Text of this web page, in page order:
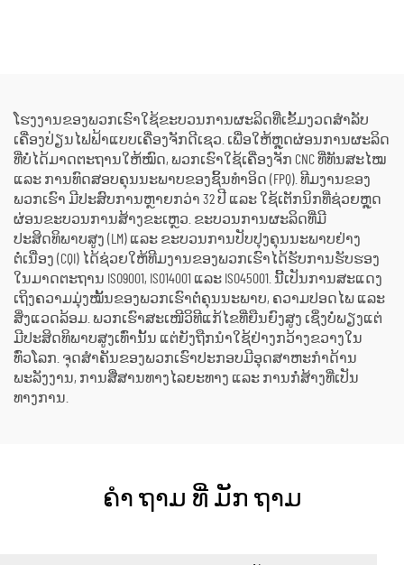
ໂຮງງານຂອງພວກເຮົາໃຊ້ຂະບວນການຜະລິດທີ່ເຂັ້ມງວດສຳລັບ
ເຄື່ອງປ່ຽນໄຟຟ້າແບບເຄື່ອງຈັກດີເຊວ. ເພື່ອໃຫ້ຫຼຸດຜ່ອນການຜະລິດ
ທີ່ບໍ່ໄດ້ມາດຕະຖານໃຫ້ໝົດ, ພວກເຮົາໃຊ້ເຄື່ອງຈັກ CNC ທີ່ທັນສະໄໝ
ແລະ ການທົດສອບຄຸນນະພາບຂອງຊິ້ນທຳອິດ (FPQ). ທີມງານຂອງ
ພວກເຮົາ ມີປະສົບການຫຼາຍກວ່າ 32 ປີ ແລະ ໃຊ້ເຕັກນິກທີ່ຊ່ວຍຫຼຸດ
ຜ່ອນຂະບວນການສ້າງຂະເຫຼວ. ຂະບວນການຜະລິດທີ່ມີ
ປະສິດທິພາບສູງ (LM) ແລະ ຂະບວນການປັບປຸງຄຸນນະພາບຢ່າງ
ຕໍ່ເນື່ອງ (CQI) ໄດ້ຊ່ວຍໃຫ້ທີມງານຂອງພວກເຮົາໄດ້ຮັບການຮັບຮອງ
ໃນມາດຕະຖານ ISO9001, ISO14001 ແລະ ISO45001. ນີ້ເປັນການສະແດງ
ເຖິງຄວາມມຸ່ງໝັ້ນຂອງພວກເຮົາຕໍ່ຄຸນນະພາບ, ຄວາມປອດໄພ ແລະ
ສິ່ງແວດລ້ອມ. ພວກເຮົາສະເໜີວິທີແກ້ໄຂທີ່ຍືນຍົງສູງ ເຊິ່ງບໍ່ພຽງແຕ່
ມີປະສິດທິພາບສູງເທົ່ານັ້ນ ແຕ່ຍັງຖືກນຳໃຊ້ຢ່າງກວ້າງຂວາງໃນ
ທົ່ວໂລກ. ຈຸດສຳຄັນຂອງພວກເຮົາປະກອບມີອຸດສາຫະກຳດ້ານ
ພະລັງງານ, ການສື່ສານທາງໄລຍະທາງ ແລະ ການກໍ່ສ້າງທີ່ເປັນ
ທາງການ.
ຄໍາ ຖາມ ທີ່ ມັກ ຖາມ